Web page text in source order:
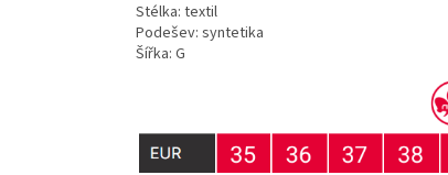
Stélka: textil
Podešev: syntetika
Šířka: G